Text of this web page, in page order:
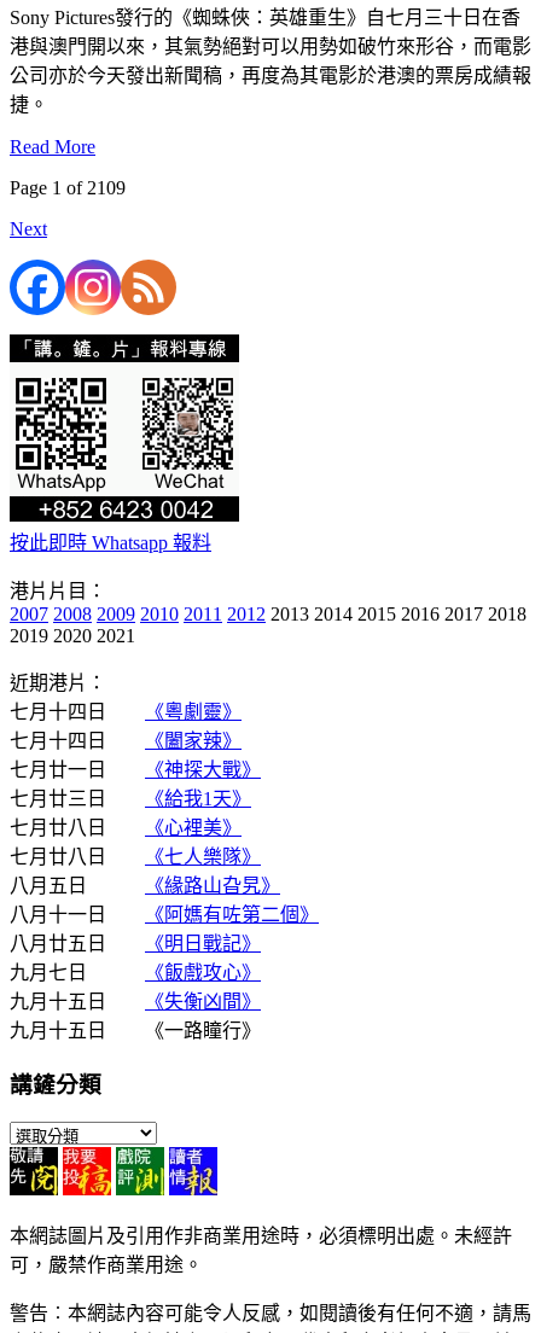
Sony Pictures發行的《蜘蛛俠：英雄重生》自七月三十日在香
港與澳門開以來，其氣勢絕對可以用勢如破竹來形谷，而電影
公司亦於今天發出新聞稿，再度為其電影於港澳的票房成績報
捷。
Read More
Page 1 of 2109
Next
按此即時 Whatsapp 報料
港片片目：
2007 2008 2009 2010 2011 2012 2013 2014 2015 2016 2017 2018
2019 2020 2021
近期港片：
七月十四日
《粵劇靈》
七月十四日
《闔家辣》
七月廿一日
《神探大戰》
七月廿三日
《給我1天》
七月廿八日
《心裡美》
七月廿八日
《七人樂隊》
八月五日
《緣路山旮旯》
八月十一日
《阿媽有咗第二個》
八月廿五日
《明日戰記》
九月七日
《飯戲攻心》
九月十五日
《失衡凶間》
九月十五日 《一路瞳行》
講鏟分類
講
鏟
分
類
本網誌圖片及引用作非商業用途時，必須標明出處。未經許
可，嚴禁作商業用途。
警告︰本網誌內容可能令人反感，如閱讀後有任何不適，請馬